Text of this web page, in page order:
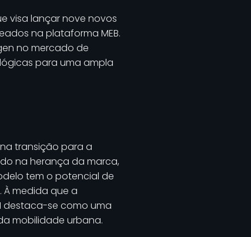
visa lançar nove novos
na plataforma MEB.
no mercado de
para uma ampla
na transição para a
na herança da marca,
tem o potencial de
medida que a
destaca-se como uma
mobilidade urbana.